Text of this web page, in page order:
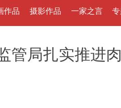
作品 摄影作品 一家之言
局扎实推进